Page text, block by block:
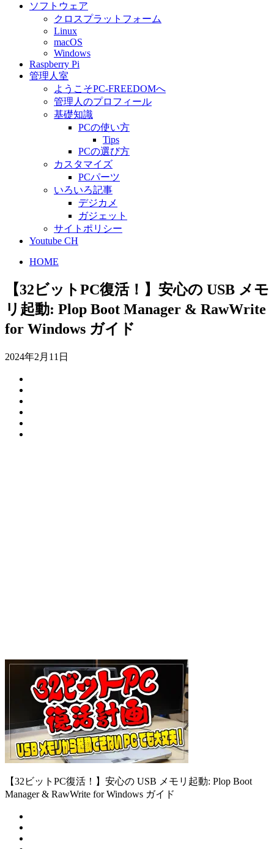
ソフトウェア
クロスプラットフォーム
Linux
macOS
Windows
Raspberry Pi
管理人室
ようこそPC-FREEDOMへ
管理人のプロフィール
基礎知識
PCの使い方
Tips
PCの選び方
カスタマイズ
PCパーツ
いろいろ記事
デジカメ
ガジェット
サイトポリシー
Youtube CH
HOME
【32ビットPC復活！】安心の USB メモ
リ起動: Plop Boot Manager & RawWrite
for Windows ガイド
2024年2月11日
【32ビットPC復活！】安心の USB メモリ起動: Plop Boot
Manager & RawWrite for Windows ガイド